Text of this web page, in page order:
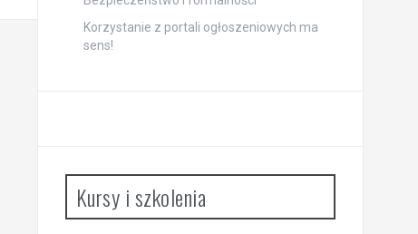
Korzystanie z portali ogłoszeniowych ma
sens!
Kursy i szkolenia